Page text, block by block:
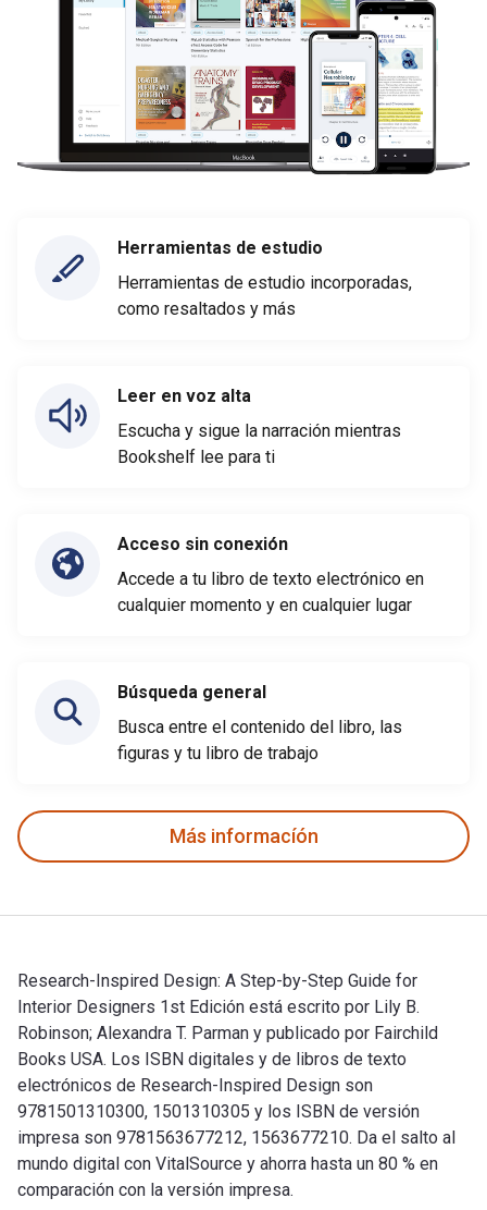
Herramientas de estudio
Herramientas de estudio incorporadas,
como resaltados y más
Leer en voz alta
Escucha y sigue la narración mientras
Bookshelf lee para ti
Acceso sin conexión
Accede a tu libro de texto electrónico en
cualquier momento y en cualquier lugar
Búsqueda general
Busca entre el contenido del libro, las
figuras y tu libro de trabajo
Más informacíón
Research-Inspired Design: A Step-by-Step Guide for
Interior Designers 1st Edición está escrito por Lily B.
Robinson; Alexandra T. Parman y publicado por Fairchild
Books USA. Los ISBN digitales y de libros de texto
electrónicos de Research-Inspired Design son
9781501310300, 1501310305 y los ISBN de versión
impresa son 9781563677212, 1563677210. Da el salto al
mundo digital con VitalSource y ahorra hasta un 80 % en
comparación con la versión impresa.